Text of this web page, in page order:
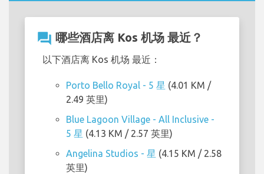
question_answer 哪些酒店离 Kos 机场 最近？
以下酒店离 Kos 机场 最近：
Porto Bello Royal - 5 星 (4.01 KM /
2.49 英里)
Blue Lagoon Village - All Inclusive -
5 星 (4.13 KM / 2.57 英里)
Angelina Studios - 星 (4.15 KM / 2.58
英里)